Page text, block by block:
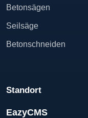
Betonsägen
Seilsäge
Betonschneiden
Standort
EazyCMS